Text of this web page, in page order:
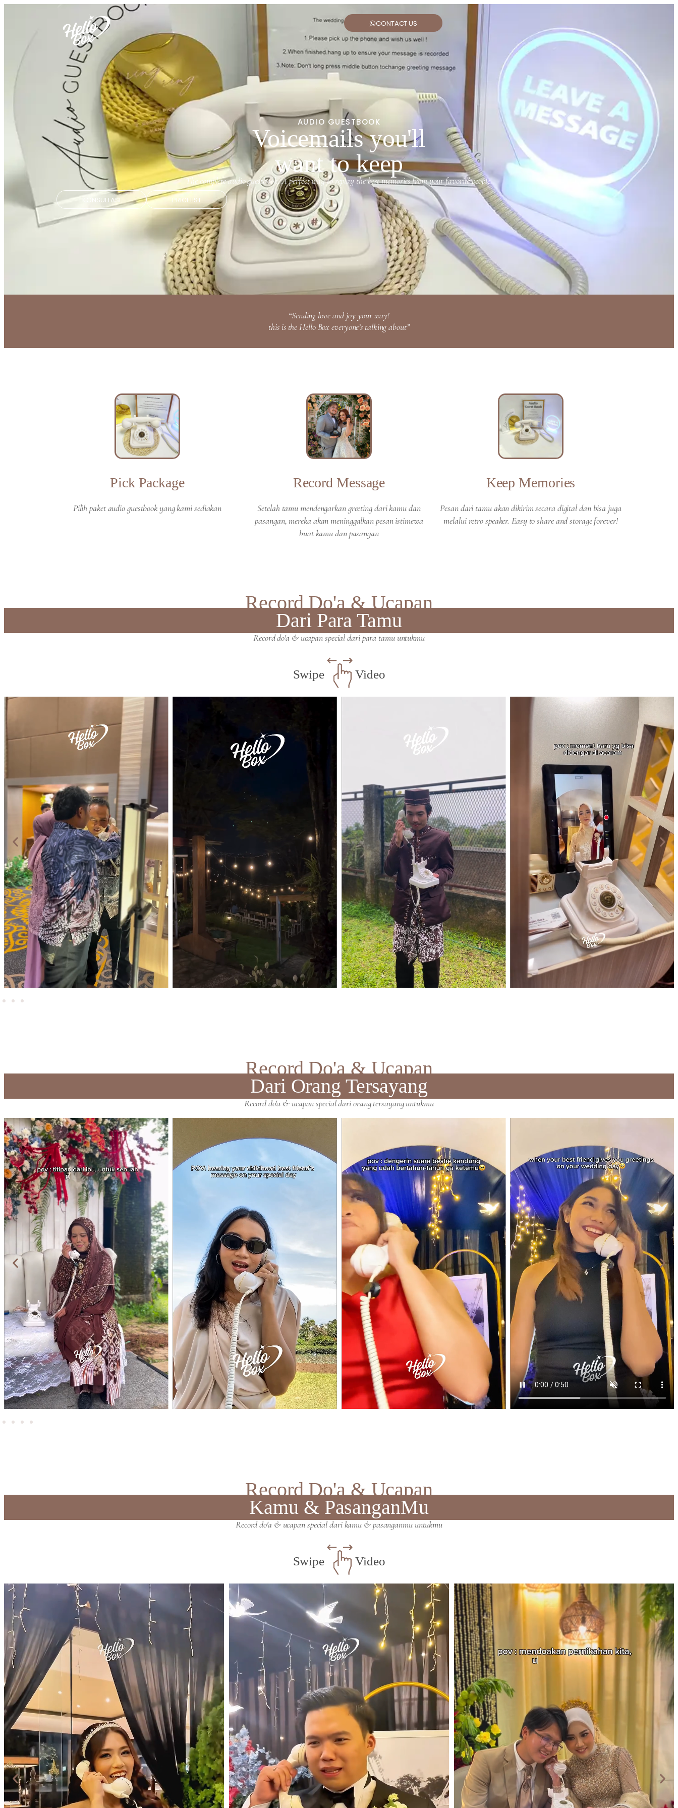
CONTACT US
AUDIO GUESTBOOK
Voicemails you'll
want to keep
The complete audio guestbook. A perfect way to replay the best memories from your favorite people.
KONSULTASI PRICELIST
“Sending love and joy your way!
this is the Hello Box everyone’s talking about”
Pick Package
Pilih paket audio guestbook yang kami sediakan
Record Message
Setelah tamu mendengarkan greeting dari kamu dan
pasangan, mereka akan meninggalkan pesan istimewa
buat kamu dan pasangan
Keep Memories
Pesan dari tamu akan dikirim secara digital dan bisa juga
melalui retro speaker. Easy to share and storage forever!
Record Do'a & Ucapan
Dari Para Tamu
Record do'a & ucapan special dari para tamu untukmu
Swipe Video
Record Do'a & Ucapan
Dari Orang Tersayang
Record do'a & ucapan special dari orang tersayang untukmu
Record Do'a & Ucapan
Kamu & PasanganMu
Record do'a & ucapan special dari kamu & pasanganmu untukmu
Swipe Video